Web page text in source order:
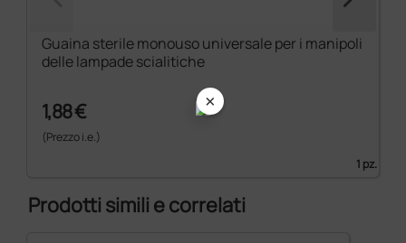
Guaina sterile monouso universale per i manipoli
delle lampade scialitiche
1,88 €
(Prezzo i.e.)
1 pz.
Prodotti simili e correlati
×